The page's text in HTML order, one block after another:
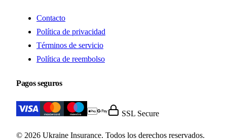
Contacto
Política de privacidad
Términos de servicio
Política de reembolso
Pagos seguros
SSL Secure
© 2026 Ukraine Insurance. Todos los derechos reservados.